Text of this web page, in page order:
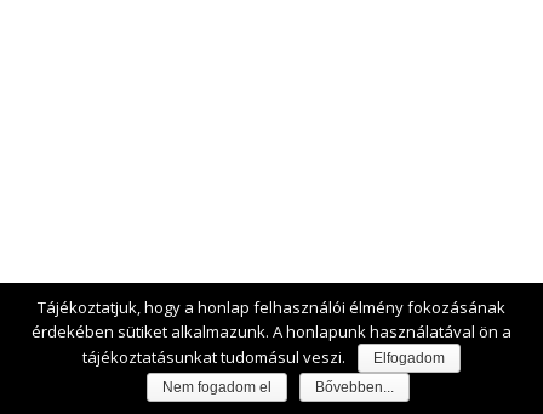
Tájékoztatjuk, hogy a honlap felhasználói élmény fokozásának
érdekében sütiket alkalmazunk. A honlapunk használatával ön a
tájékoztatásunkat tudomásul veszi.
Elfogadom
Nem fogadom el
Bővebben...